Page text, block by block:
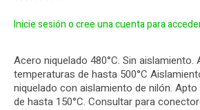
Inicie sesión o cree una cuenta para
Acero niquelado 480°C. Sin aislamiento.
temperaturas de hasta 500°C
niquelado con aislamiento de nilón.
de hasta 150°C. Consultar para